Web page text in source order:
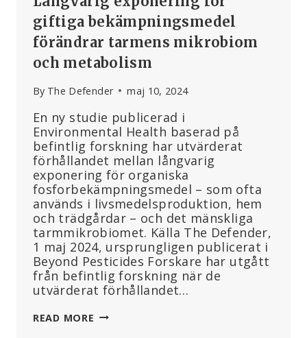
giftiga bekämpningsmedel
förändrar tarmens mikrobiom
och metabolism
By The Defender maj 10, 2024
En ny studie publicerad i
Environmental Health baserad på
befintlig forskning har utvärderat
förhållandet mellan långvarig
exponering för organiska
fosforbekämpningsmedel – som ofta
används i livsmedelsproduktion, hem
och trädgårdar – och det mänskliga
tarmmikrobiomet. Källa The Defender,
1 maj 2024, ursprungligen publicerat i
Beyond Pesticides Forskare har utgått
från befintlig forskning när de
utvärderat förhållandet…
READ MORE LÅNGVARIG